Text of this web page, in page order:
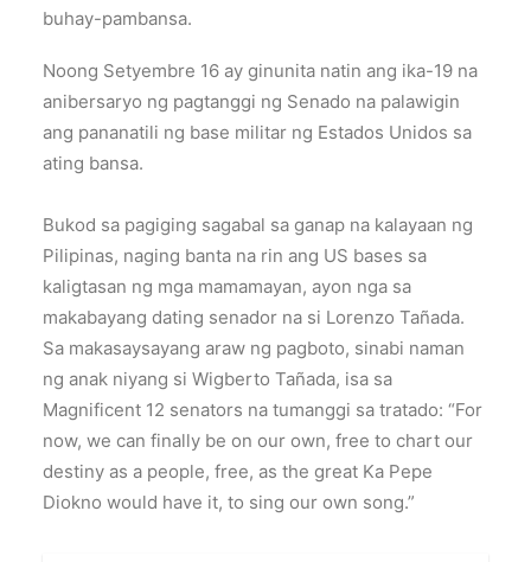
buhay-pambansa.
Noong Setyembre 16 ay ginunita natin ang ika-19 na
anibersaryo ng pagtanggi ng Senado na palawigin
ang pananatili ng base militar ng Estados Unidos sa
ating bansa.
Bukod sa pagiging sagabal sa ganap na kalayaan ng
Pilipinas, naging banta na rin ang US bases sa
kaligtasan ng mga mamamayan, ayon nga sa
makabayang dating senador na si Lorenzo Tañada.
Sa makasaysayang araw ng pagboto, sinabi naman
ng anak niyang si Wigberto Tañada, isa sa
Magnificent 12 senators na tumanggi sa tratado: “For
now, we can finally be on our own, free to chart our
destiny as a people, free, as the great Ka Pepe
Diokno would have it, to sing our own song.”